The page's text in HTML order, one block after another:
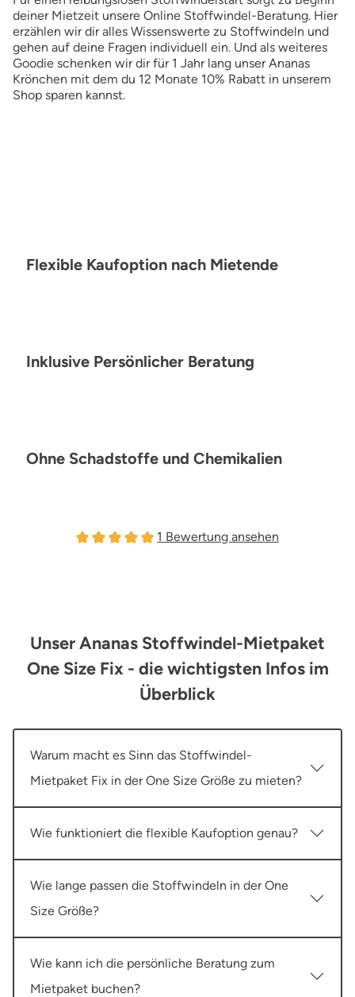
deiner Mietzeit unsere Online Stoffwindel-Beratung. Hier
erzählen wir dir alles Wissenswerte zu Stoffwindeln und
gehen auf deine Fragen individuell ein. Und als weiteres
Goodie schenken wir dir für 1 Jahr lang unser Ananas
Krönchen mit dem du 12 Monate 10% Rabatt in unserem
Shop sparen kannst.
Flexible Kaufoption nach Mietende
Inklusive Persönlicher Beratung
Ohne Schadstoffe und Chemikalien
1 Bewertung ansehen
Unser Ananas Stoffwindel-Mietpaket
One Size Fix - die wichtigsten Infos im
Überblick
Warum macht es Sinn das Stoffwindel-
Mietpaket Fix in der One Size Größe zu mieten?
Wie funktioniert die flexible Kaufoption genau?
Wie lange passen die Stoffwindeln in der One
Size Größe?
Wie kann ich die persönliche Beratung zum
Mietpaket buchen?